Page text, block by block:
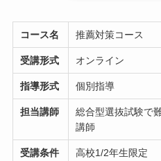
コース名 推薦対策コース
受講形式 オンライン
指導形式 個別指導
担当講師
総合型選抜試験で
講師
受講条件 高校1/2年生限定